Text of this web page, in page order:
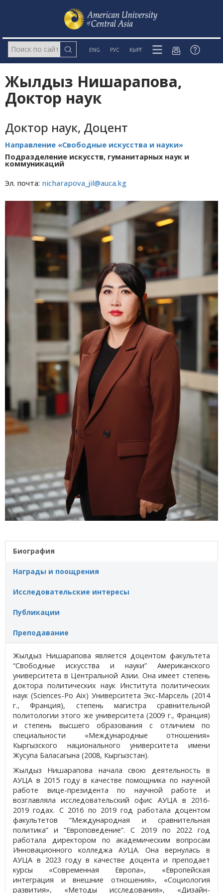
ENG РУС КЫРГ
Жылдыз Нишарапова,
Доктор наук
Доктор наук, Доцент
Направление «Свободные искусства и науки»
Подразделение искусств, гуманитарных наук и
коммуникаций
Эл. почта: nicharapova_jil@auca.kg
Биография
Награды и поощрения
Исследовательские интересы
Публикации
Преподавание
Жылдыз Нишарапова является доцентом факультета
“Свободные искусства и науки” Американского
университета в Центральной Азии. Она имеет степень
доктора политических наук Института политических
наук (Sciences-Po Aix) Университета Экс-Марсель (2014
г., Франция), степень магистра сравнительной
политологии этого же университета (2009 г., Франция)
и степень высшего образования с отличием по
специальности «Международные отношения»
Кыргызского национального университета имени
Жусупа Баласагына (2008, Кыргызстан).
Жылдыз Нишарапова начала свою деятельность в
АУЦА в 2015 году в качестве помощника по научной
работе вице-президента по научной работе и
возглавляла исследовательский офис АУЦА в 2016-
2019 годах. С 2016 по 2019 год работала доцентом
факультетов “Международная и сравнительная
политика” и “Европоведение”. С 2019 по 2022 год
работала директором по академическим вопросам
Инновационного колледжа АУЦА. Она вернулась в
АУЦА в 2023 году в качестве доцента и преподает
курсы «Современная Европа», «Европейская
интеграция и внешние отношения», «Социология
развития», «Методы исследования», «Дизайн-